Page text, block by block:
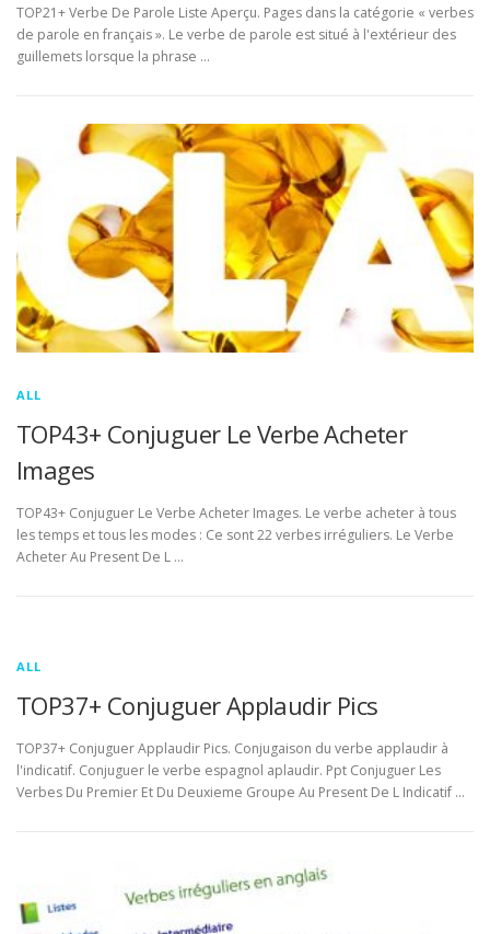
TOP21+ Verbe De Parole Liste Aperçu. Pages dans la catégorie « verbes
de parole en français ». Le verbe de parole est situé à l'extérieur des
guillemets lorsque la phrase …
ALL
TOP43+ Conjuguer Le Verbe Acheter
Images
TOP43+ Conjuguer Le Verbe Acheter Images. Le verbe acheter à tous
les temps et tous les modes : Ce sont 22 verbes irréguliers. Le Verbe
Acheter Au Present De L …
ALL
TOP37+ Conjuguer Applaudir Pics
TOP37+ Conjuguer Applaudir Pics. Conjugaison du verbe applaudir à
l'indicatif. Conjuguer le verbe espagnol aplaudir. Ppt Conjuguer Les
Verbes Du Premier Et Du Deuxieme Groupe Au Present De L Indicatif …